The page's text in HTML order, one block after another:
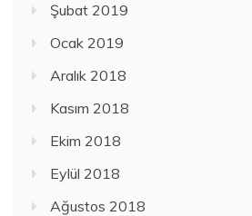
Şubat 2019
Ocak 2019
Aralık 2018
Kasım 2018
Ekim 2018
Eylül 2018
Ağustos 2018